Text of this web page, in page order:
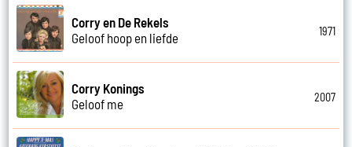
Corry en De Rekels
Geloof hoop en liefde
1971
Corry Konings
Geloof me
2007